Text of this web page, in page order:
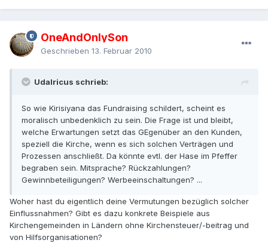
OneAndOnlySon
Geschrieben 13. Februar 2010
Udalricus schrieb:
So wie Kirisiyana das Fundraising schildert, scheint es
moralisch unbedenklich zu sein. Die Frage ist und bleibt,
welche Erwartungen setzt das GEgenüber an den Kunden,
speziell die Kirche, wenn es sich solchen Verträgen und
Prozessen anschließt. Da könnte evtl. der Hase im Pfeffer
begraben sein. Mitsprache? Rückzahlungen?
Gewinnbeteiligungen? Werbeeinschaltungen? ...
Woher hast du eigentlich deine Vermutungen bezüglich solcher
Einflussnahmen? Gibt es dazu konkrete Beispiele aus
Kirchengemeinden in Ländern ohne Kirchensteuer/-beitrag und
von Hilfsorganisationen?